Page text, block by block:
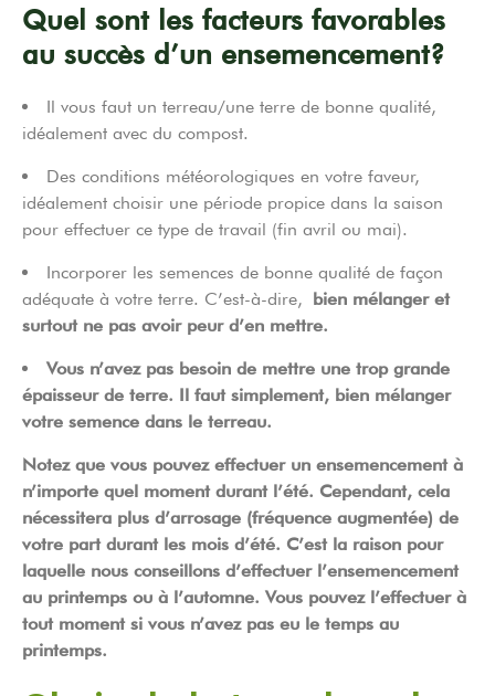
Quel sont les facteurs favorables
au succès d’un ensemencement?
Il vous faut un terreau/une terre de bonne qualité,
idéalement avec du compost.
Des conditions météorologiques en votre faveur,
idéalement choisir une période propice dans la saison
pour effectuer ce type de travail (fin avril ou mai).
Incorporer les semences de bonne qualité de façon
adéquate à votre terre. C’est-à-dire, bien mélanger et
surtout ne pas avoir peur d’en mettre.
Vous n’avez pas besoin de mettre une trop grande
épaisseur de terre. Il faut simplement, bien mélanger
votre semence dans le terreau.
Notez que vous pouvez effectuer un ensemencement à
n’importe quel moment durant l’été. Cependant, cela
nécessitera plus d’arrosage (fréquence augmentée) de
votre part durant les mois d’été. C’est la raison pour
laquelle nous conseillons d’effectuer l’ensemencement
au printemps ou à l’automne. Vous pouvez l’effectuer à
tout moment si vous n’avez pas eu le temps au
printemps.